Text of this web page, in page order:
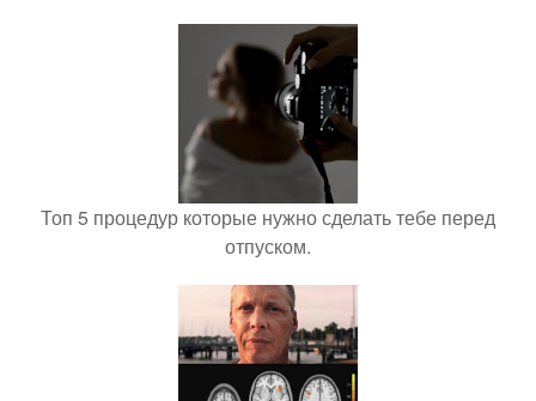
Топ 5 процедур которые нужно сделать тебе перед
отпуском.